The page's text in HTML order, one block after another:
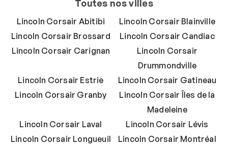
Toutes nos villes
Lincoln Corsair Abitibi
Lincoln Corsair Blainville
Lincoln Corsair Brossard
Lincoln Corsair Candiac
Lincoln Corsair Carignan
Lincoln Corsair
Drummondville
Lincoln Corsair Estrie
Lincoln Corsair Gatineau
Lincoln Corsair Granby
Lincoln Corsair Îles de la
Madeleine
Lincoln Corsair Laval
Lincoln Corsair Lévis
Lincoln Corsair Longueuil
Lincoln Corsair Montréal